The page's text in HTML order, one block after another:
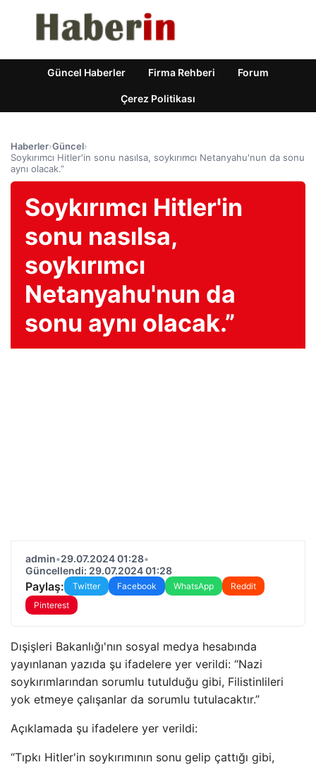
Güncel Haberler Firma Rehberi Forum
Çerez Politikası
Haberler›Güncel›
Soykırımcı Hitler'in sonu nasılsa, soykırımcı Netanyahu'nun da sonu
aynı olacak.”
Soykırımcı Hitler'in
sonu nasılsa,
soykırımcı
Netanyahu'nun da
sonu aynı olacak.”
admin•29.07.2024 01:28•
Güncellendi: 29.07.2024 01:28
Paylaş: Twitter Facebook WhatsApp
Reddit
Pinterest
Dışişleri Bakanlığı'nın sosyal medya hesabında
yayınlanan yazıda şu ifadelere yer verildi: “Nazi
soykırımlarından sorumlu tutulduğu gibi, Filistinlileri
yok etmeye çalışanlar da sorumlu tutulacaktır.”
Açıklamada şu ifadelere yer verildi:
“Tıpkı Hitler'in soykırımının sonu gelip çattığı gibi,